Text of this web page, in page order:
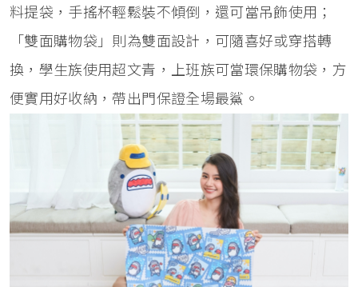
料提袋，手搖杯輕鬆裝不傾倒，還可當吊飾使用；
「雙面購物袋」則為雙面設計，可隨喜好或穿搭轉
換，學生族使用超文青，上班族可當環保購物袋，方
便實用好收納，帶出門保證全場最鯊。